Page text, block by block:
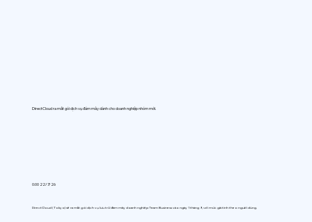
DirectCloud ra mắt gói dịch vụ đám mây dành cho doanh nghiệp nhóm mới.
0:00 22/7/26
DirectCloud (Tokyo) sẽ ra mắt gói dịch vụ lưu trữ đám mây doanh nghiệp Team Business vào ngày 1 tháng 9, với mức giá tính theo người dùng.